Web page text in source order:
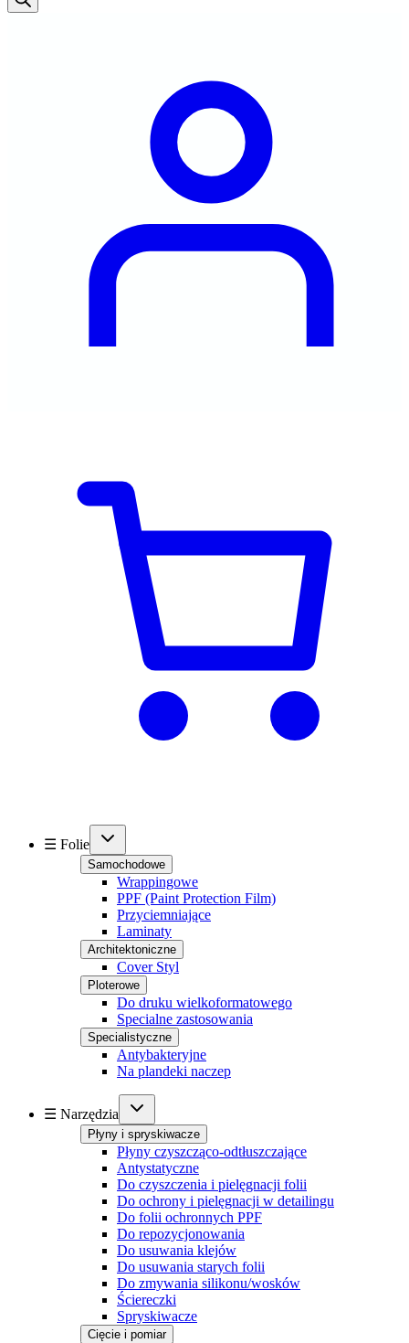
☰ Folie
Samochodowe
Wrappingowe
PPF (Paint Protection Film)
Przyciemniające
Laminaty
Architektoniczne
Cover Styl
Ploterowe
Do druku wielkoformatowego
Specialne zastosowania
Specialistyczne
Antybakteryjne
Na plandeki naczep
☰ Narzędzia
Płyny i spryskiwacze
Płyny czyszcząco-odtłuszczające
Antystatyczne
Do czyszczenia i pielęgnacji folii
Do ochrony i pielęgnacji w detailingu
Do folii ochronnych PPF
Do repozycjonowania
Do usuwania klejów
Do usuwania starych folii
Do zmywania silikonu/wosków
Ściereczki
Spryskiwacze
Cięcie i pomiar